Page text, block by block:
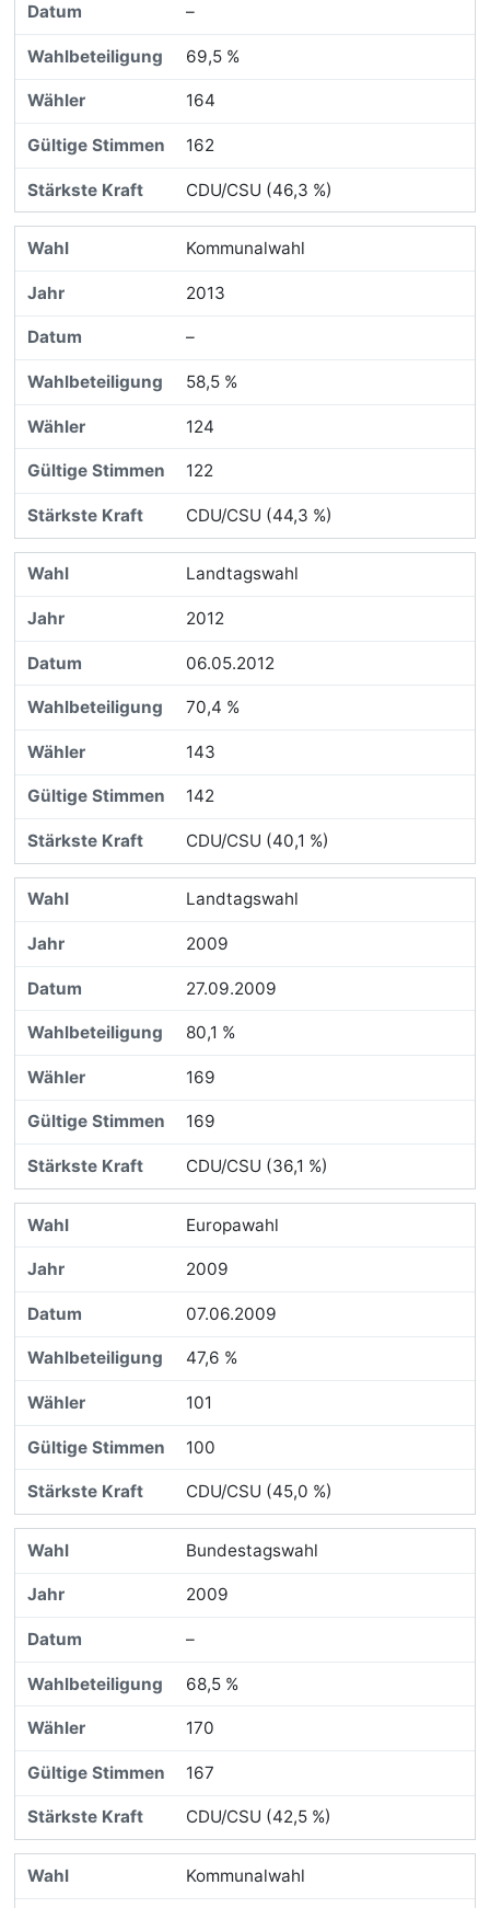
–
69,5 %
164
162
CDU/CSU (46,3 %)
Kommunalwahl
2013
–
58,5 %
124
122
CDU/CSU (44,3 %)
Landtagswahl
2012
06.05.2012
70,4 %
143
142
CDU/CSU (40,1 %)
Landtagswahl
2009
27.09.2009
80,1 %
169
169
CDU/CSU (36,1 %)
Europawahl
2009
07.06.2009
47,6 %
101
100
CDU/CSU (45,0 %)
Bundestagswahl
2009
–
68,5 %
170
167
CDU/CSU (42,5 %)
Kommunalwahl